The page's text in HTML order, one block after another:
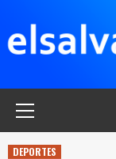
contenido
DEPORTES